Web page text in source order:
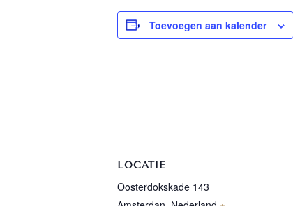
Toevoegen aan kalender
LOCATIE
Oosterdokskade 143